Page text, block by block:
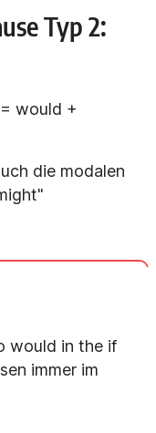
Typ 2:
would +
die modalen
would in the if
immer im